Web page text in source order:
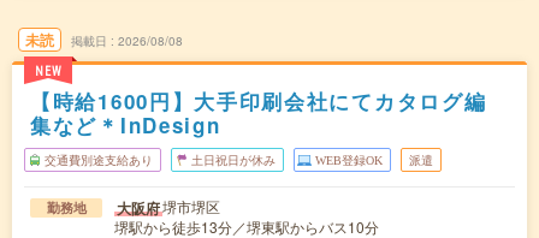
未読
NEW
掲載日 2026/08/08
【時給1600円】大手印刷会社にてカタログ編
集など＊InDesign
交通費別途支給あり 土日祝日が休み WEB登録OK 派遣
勤務地 大阪府堺市堺区
堺駅から徒歩13分／堺東駅からバス10分